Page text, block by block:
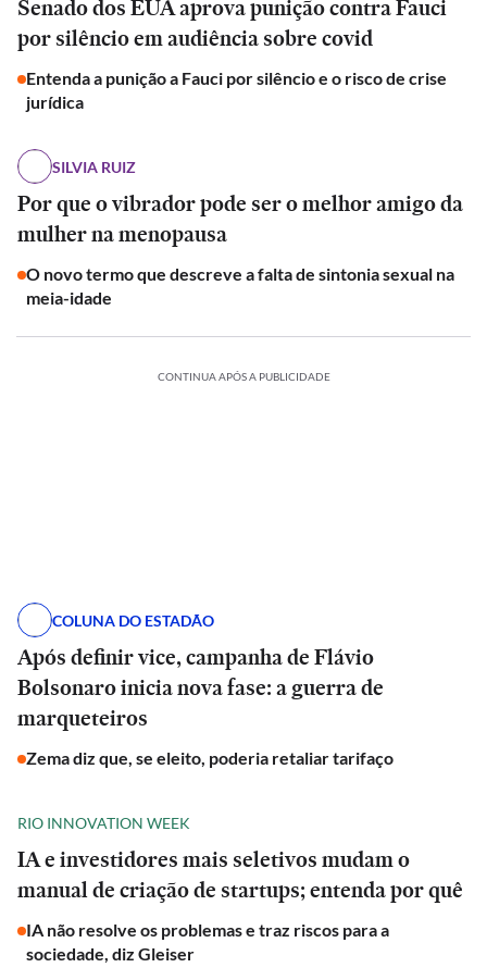
Senado dos EUA aprova punição contra Fauci
por silêncio em audiência sobre covid
Entenda a punição a Fauci por silêncio e o risco de crise
jurídica
SILVIA RUIZ
Por que o vibrador pode ser o melhor amigo da
mulher na menopausa
O novo termo que descreve a falta de sintonia sexual na
meia-idade
CONTINUA APÓS A PUBLICIDADE
COLUNA DO ESTADÃO
Após definir vice, campanha de Flávio
Bolsonaro inicia nova fase: a guerra de
marqueteiros
Zema diz que, se eleito, poderia retaliar tarifaço
RIO INNOVATION WEEK
IA e investidores mais seletivos mudam o
manual de criação de startups; entenda por quê
IA não resolve os problemas e traz riscos para a
sociedade, diz Gleiser